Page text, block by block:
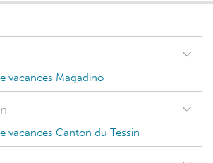
vacances Magadino
vacances Canton du Tessin